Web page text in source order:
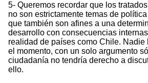
5- Queremos recordar que los
no son estrictamente temas de
que también son afines a una
desarrollo con consecuencias
realidad de países como Chile. Nadie
el momento, con un solo argumento
ciudadanía no tendría derecho a
ello.